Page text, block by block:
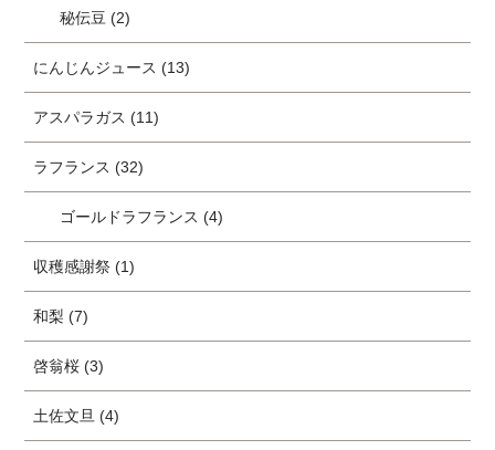
秘伝豆 (2)
にんじんジュース (13)
アスパラガス (11)
ラフランス (32)
ゴールドラフランス (4)
収穫感謝祭 (1)
和梨 (7)
啓翁桜 (3)
土佐文旦 (4)